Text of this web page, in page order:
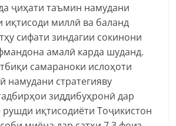
ҷиҳати таъмин намудани
иқтисоди миллӣ ва баланд
сифати зиндагии сокинони
амалӣ карда шуданд.
самараноки ислоҳоти
намудани стратегияву
зиддибуҳронӣ дар
иқтисодиёти Тоҷикистон